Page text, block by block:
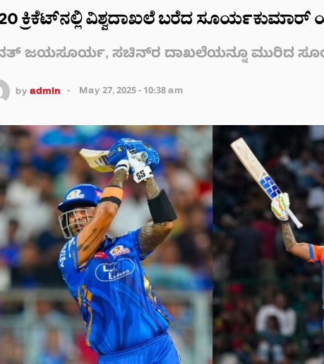
ಕ್ರಿಕೆಟ್‌ನಲ್ಲಿ ವಿಶ್ವದಾಖಲೆ ಬರೆದ
ಜಯಸೂರ್ಯ, ಸಚಿನ್‌ರ ದಾಖಲೆಯನ್ನೂ ಮುರಿದ
by admin May 27, 2025 - 10:38 am